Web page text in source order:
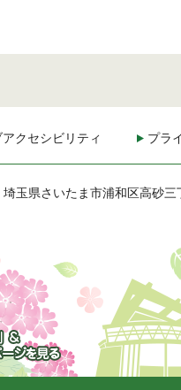
クセシビリティ プラ
玉県さいたま市浦和区高砂三
さいた